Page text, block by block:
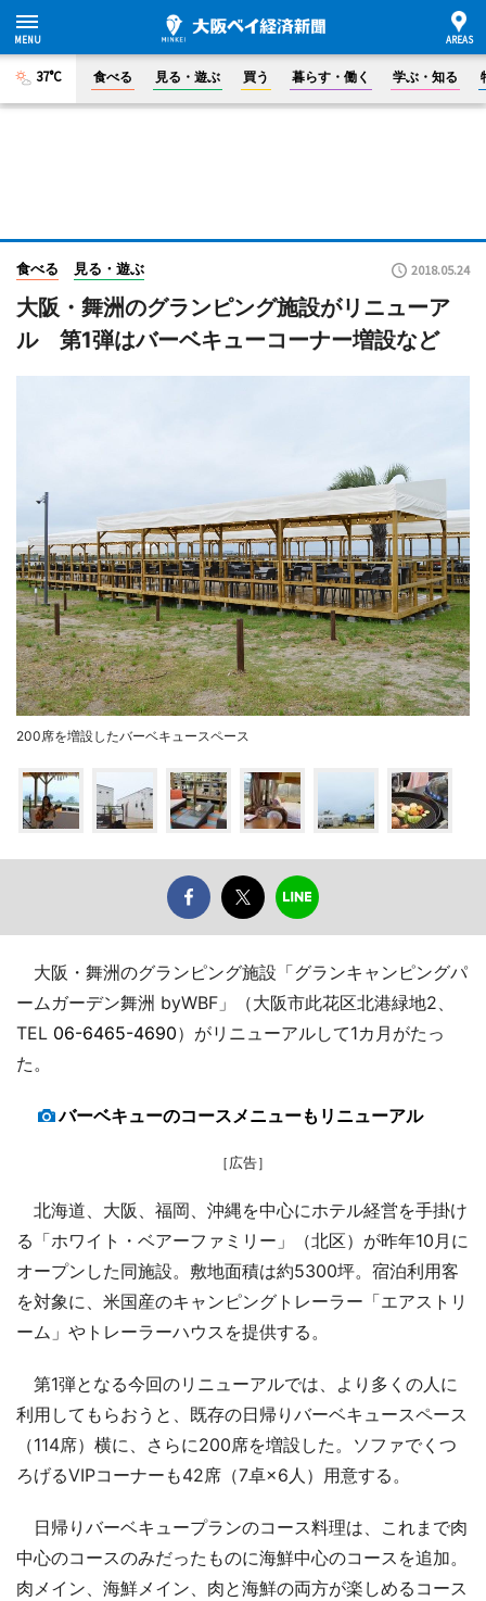
37°C 食べる 見る・遊ぶ 買う 暮らす・働く 学ぶ・知る
食べる 見る・遊ぶ 2018.05.24
大阪・舞洲のグランピング施設がリニューア
ル 第1弾はバーベキューコーナー増設など
200席を増設したバーベキュースペース
大阪・舞洲のグランピング施設「グランキャンピングパ
ームガーデン舞洲 byWBF」（大阪市此花区北港緑地2、
TEL 06-6465-4690）がリニューアルして1カ月がたっ
た。
バーベキューのコースメニューもリニューアル
［広告］
北海道、大阪、福岡、沖縄を中心にホテル経営を手掛け
る「ホワイト・ベアーファミリー」（北区）が昨年10月に
オープンした同施設。敷地面積は約5300坪。宿泊利用客
を対象に、米国産のキャンピングトレーラー「エアストリ
ーム」やトレーラーハウスを提供する。
第1弾となる今回のリニューアルでは、より多くの人に
利用してもらおうと、既存の日帰りバーベキュースペース
（114席）横に、さらに200席を増設した。ソファでくつ
ろげるVIPコーナーも42席（7卓×6人）用意する。
日帰りバーベキュープランのコース料理は、これまで肉
中心のコースのみだったものに海鮮中心のコースを追加。
肉メイン、海鮮メイン、肉と海鮮の両方が楽しめるコース